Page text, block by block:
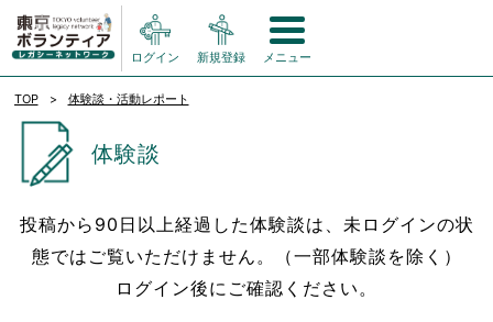
ログイン 新規登録 メニュー
TOP 体験談・活動レポート
体験談
投稿から90日以上経過した体験談は、未ログインの状
態ではご覧いただけません。（一部体験談を除く）
ログイン後にご確認ください。